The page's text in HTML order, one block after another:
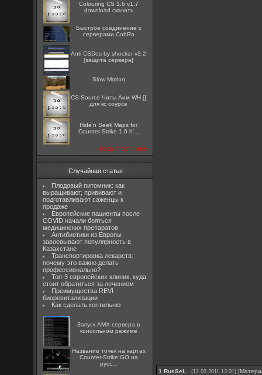
Colouring CS 1.6 v1.7
download скачать
Быстрое соединение с
серверами CobRa
Anti CSDos by shocker v3.2
[защита сервера]
Slow Motion
CS:Source Читы Аим WH []
для кс соурсе
Hide'n Seek Maps for
Counter Strike 1.6 h'...
посмотреть все
Случайная статья
Плодовый питомник: как
выращивают, прививают и
подготавливают саженцы к
продаже
Европейские пациенты после
COVID начали бояться
медицинских препаратов
Антибиотики из Европы
завоевывают популярность в
Казахстане
Транспортировка лекарств:
почему это важно делать
профессионально?
Топ-3 европейских клиник, куда
стоит обратиться за лечением
Преимущества REVI
биоревитализации
Как сделать коптильню
Запуск AMX сервера в
консольном режиме
Название точек на картах
Counter-Strike:GO на
русс...
1 RusSeL (12.03.2011 13:01) [